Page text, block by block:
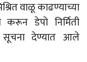
वाळू काढण्याच्या
करून डेपो निर्मिती
सूचना देण्यात आले